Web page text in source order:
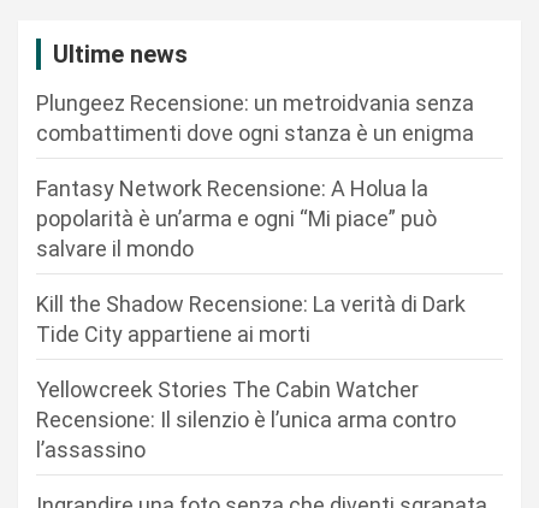
Ultime news
Plungeez Recensione: un metroidvania senza
combattimenti dove ogni stanza è un enigma
Fantasy Network Recensione: A Holua la
popolarità è un’arma e ogni “Mi piace” può
salvare il mondo
Kill the Shadow Recensione: La verità di Dark
Tide City appartiene ai morti
Yellowcreek Stories The Cabin Watcher
Recensione: Il silenzio è l’unica arma contro
l’assassino